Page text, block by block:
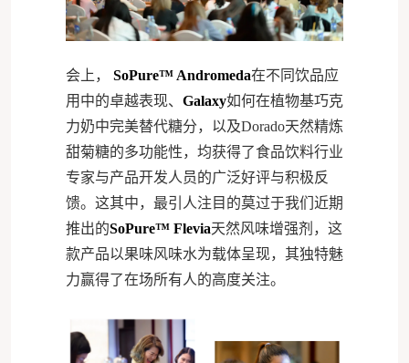
会上， SoPure™ Andromeda在不同饮品应
用中的卓越表现、 Galaxy如何在植物基巧克
力奶中完美替代糖分，以及Dorado天然精炼
甜菊糖的多功能性，均获得了食品饮料行业
专家与产品开发人员的广泛好评与积极反
馈。这其中，最引人注目的莫过于我们近期
推出的SoPure™ Flevia天然风味增强剂，这
款产品以果味风味水为载体呈现，其独特魅
力赢得了在场所有人的高度关注。